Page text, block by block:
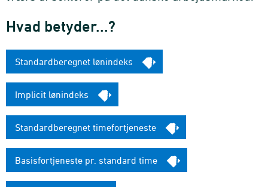
Hvad betyder...?
Standardberegnet lønindeks
Implicit lønindeks
Standardberegnet timefortjeneste
Basisfortjeneste pr. standard time